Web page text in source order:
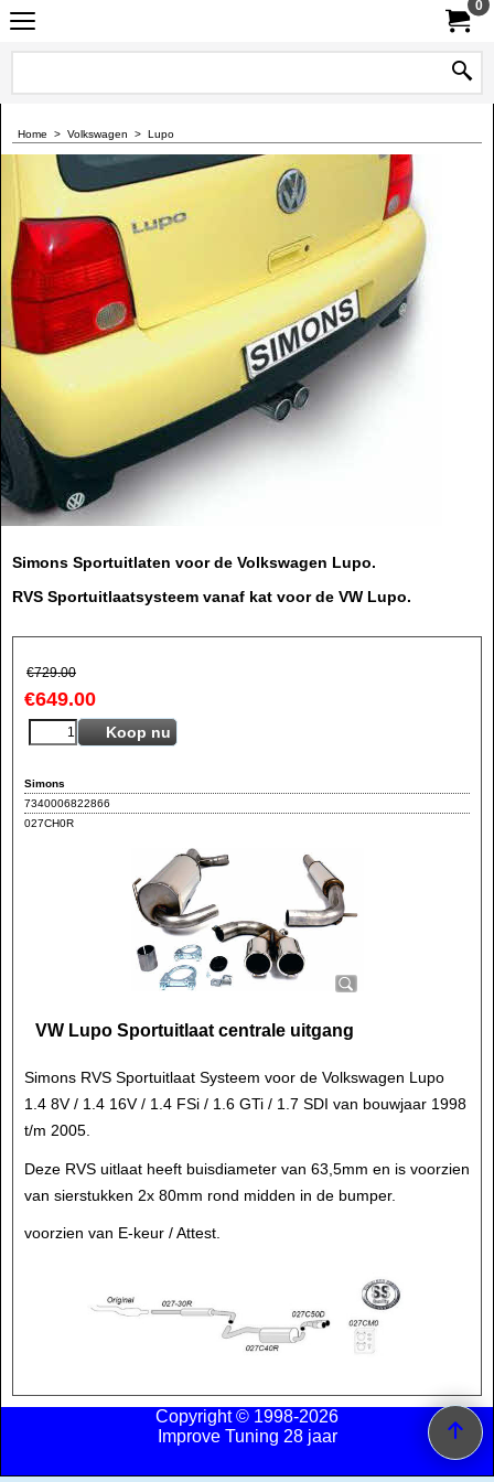
0
Home > Volkswagen > Lupo
Simons Sportuitlaten voor de Volkswagen Lupo.
RVS Sportuitlaatsysteem vanaf kat voor de VW Lupo.
€729.00
€649.00
Koop nu
Simons
7340006822866
027CH0R
VW Lupo Sportuitlaat centrale uitgang
Simons RVS Sportuitlaat Systeem voor de Volkswagen Lupo
1.4 8V / 1.4 16V / 1.4 FSi / 1.6 GTi / 1.7 SDI van bouwjaar 1998
t/m 2005.
Deze RVS uitlaat heeft buisdiameter van 63,5mm en is voorzien
van sierstukken 2x 80mm rond midden in de bumper.
voorzien van E-keur / Attest.
Copyright © 1998-2026
Improve Tuning 28 jaar